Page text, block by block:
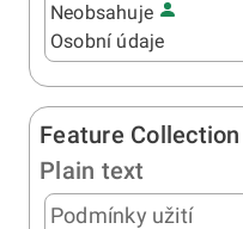
Neobsahuje
Osobní údaje
Feature Collection
Plain text
Podmínky užití